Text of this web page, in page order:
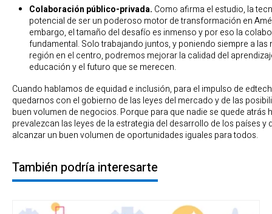
Colaboración público-privada. Como afirma el estudio, la
potencial de ser un poderoso motor de transformación en
embargo, el tamaño del desafío es inmenso y por eso la
fundamental. Solo trabajando juntos, y poniendo siempre a las
región en el centro, podremos mejorar la calidad del
educación y el futuro que se merecen.
Cuando hablamos de equidad e inclusión, para el impulso de
quedarnos con el gobierno de las leyes del mercado y de las
buen volumen de negocios. Porque para que nadie se quede atrás
prevalezcan las leyes de la estrategia del desarrollo de los países y
alcanzar un buen volumen de oportunidades iguales para todos.
También podría interesarte